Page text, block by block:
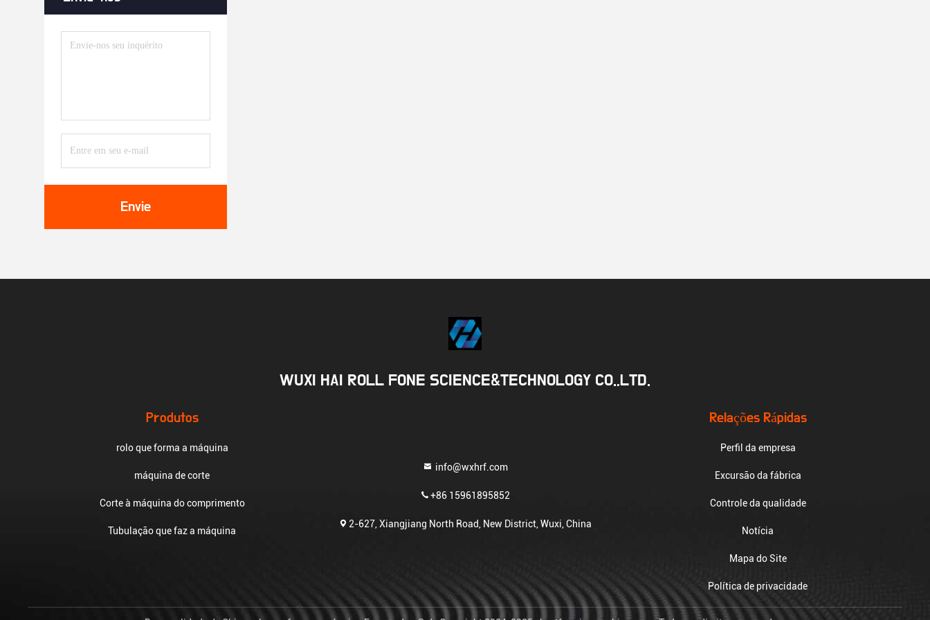
Envie
WUXI HAI ROLL FONE SCIENCE&TECHNOLOGY CO.,LTD.
Produtos
rolo que forma a máquina
máquina de corte
Corte à máquina do comprimento
Tubulação que faz a máquina
info@wxhrf.com
+86 15961895852
2-627, Xiangjiang North Road, New District, Wuxi, China
Relações Rápidas
Perfil da empresa
Excursão da fábrica
Controle da qualidade
Notícia
Mapa do Site
Política de privacidade